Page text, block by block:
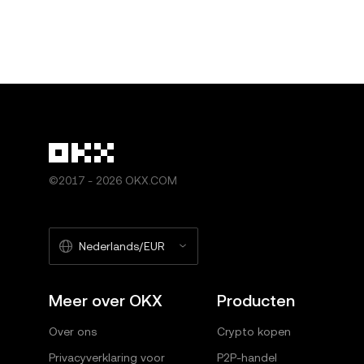
©2017 - 2026 OKX.COM
Nederlands/EUR
Meer over OKX
Over ons
Privacyverklaring voor
Producten
Crypto kopen
P2P-handel